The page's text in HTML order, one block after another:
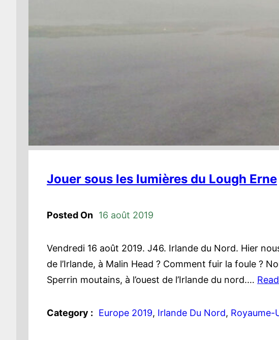
Jouer sous les lumières du Lough Erne
Posted On 16 août 2019
Vendredi 16 août 2019. J46. Irlande du Nord. Hier
de l’Irlande, à Malin Head ? Comment fuir la foule ?
Sperrin moutains, à l’ouest de l’Irlande du nord.…
Category : Europe 2019, Irlande Du Nord, Royaume-